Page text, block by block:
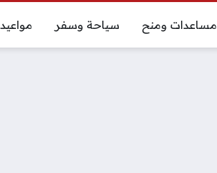
مساعدات ومنح سياحة وسفر مواعيد